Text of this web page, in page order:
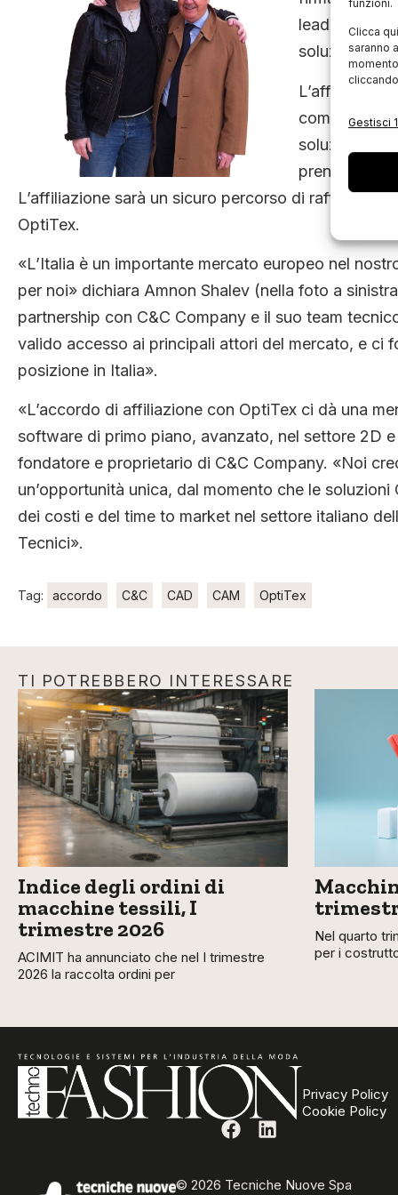
funzioni.
Clicca
saranno
Gestisci
leader nella
soluzioni
combinando
soluzioni
prenderà
L’affiliazione sarà un sicuro percorso di
OptiTex.
«L’Italia è un importante mercato europeo nel
per noi» dichiara Amnon Shalev (nella foto a
partnership con C&C Company e il suo team
valido accesso ai principali attori del mercato, e ci
posizione in Italia».
«L’accordo di affiliazione con OptiTex ci dà una
software di primo piano, avanzato, nel settore 2D
fondatore e proprietario di C&C Company. «Noi
un’opportunità unica, dal momento che le
dei costi e del time to market nel settore italiano
Tecnici».
Tag: accordo C&C CAD CAM OptiTex
TI POTREBBERO INTERESSARE
Indice degli ordini di
macchine tessili, I
trimestre 2026
ACIMIT ha annunciato che nel I trimestre
2026 la raccolta ordini per
Nel quarto
per i
Privacy Policy
Cookie Policy
© 2026 Tecniche Nuove Spa